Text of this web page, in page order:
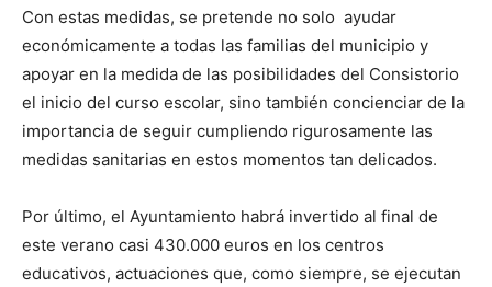
Con estas medidas, se pretende no solo ayudar
económicamente a todas las familias del municipio y
apoyar en la medida de las posibilidades del Consistorio
el inicio del curso escolar, sino también concienciar de la
importancia de seguir cumpliendo rigurosamente las
medidas sanitarias en estos momentos tan delicados.
Por último, el Ayuntamiento habrá invertido al final de
este verano casi 430.000 euros en los centros
educativos, actuaciones que, como siempre, se ejecutan